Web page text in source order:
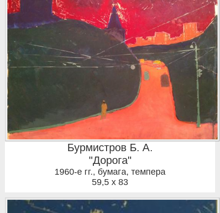
Бурмистров Б. А.
"Дорога"
1960-е гг., бумага, темпера
59,5 x 83